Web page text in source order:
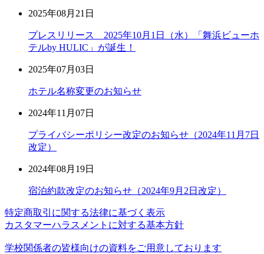
2025年08月21日
プレスリリース 2025年10月1日（水）「舞浜ビューホ
テルby HULIC」が誕生！
2025年07月03日
ホテル名称変更のお知らせ
2024年11月07日
プライバシーポリシー改定のお知らせ（2024年11月7日
改定）
2024年08月19日
宿泊約款改定のお知らせ（2024年9月2日改定）
特定商取引に関する法律に基づく表示
カスタマーハラスメントに対する基本方針
学校関係者の皆様向けの資料をご用意しております